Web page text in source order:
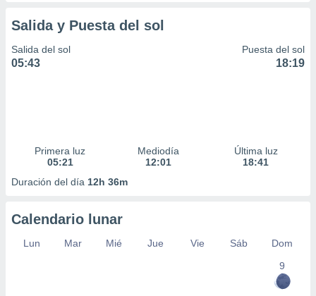
Salida y Puesta del sol
Salida del sol
05:43
Puesta del sol
18:19
Primera luz
05:21
Mediodía
12:01
Última luz
18:41
Duración del día 12h 36m
Calendario lunar
Lun Mar Mié Jue Vie Sáb
Dom
9